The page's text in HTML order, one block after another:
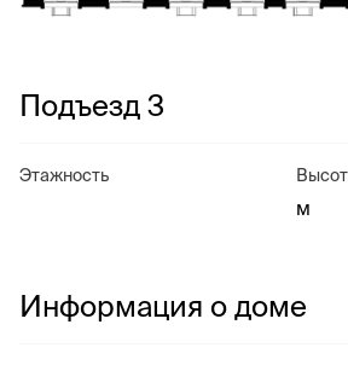
Подъезд 3
Этажность
м
Информация о доме